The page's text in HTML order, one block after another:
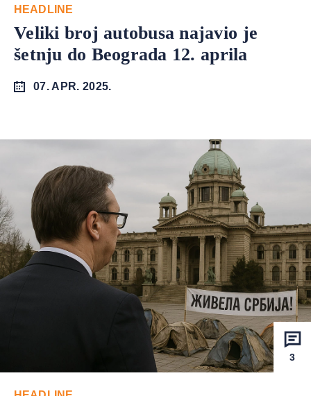
HEADLINE
Veliki broj autobusa najavio je
šetnju do Beograda 12. aprila
07. APR. 2025.
3